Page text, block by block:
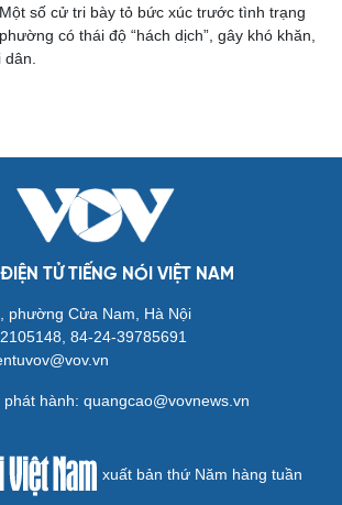
Podcast
Câu chuyện thời sự
số cử tri bày tỏ bức xúc trước tình trạng
có thái độ “hách dịch”, gây khó khăn,
TỬ TIẾNG NÓI VIỆT NAM
phường Cửa Nam, Hà Nội
84-24-39785691
hành: quangcao@vovnews.vn
xuất bản thứ Năm hàng tuần